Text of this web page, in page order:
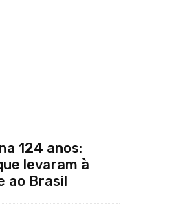
124 anos:
levaram à
ao Brasil